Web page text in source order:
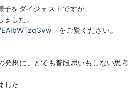
子をダイジェストですが、
した。
をご覧ください。
発想に、とても普段思いもしない思考
した